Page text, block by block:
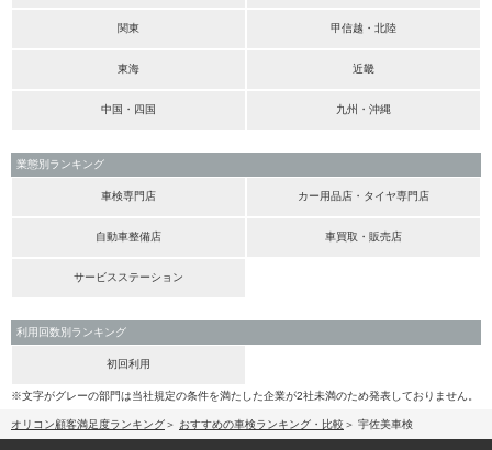
関東 甲信越・北陸
東海 近畿
中国・四国 九州・沖縄
業態別ランキング
車検専門店 カー用品店・タイヤ専門店
自動車整備店 車買取・販売店
サービスステーション
利用回数別ランキング
初回利用
※文字がグレーの部門は当社規定の条件を満たした企業が2社未満のため発表しておりません。
オリコン顧客満足度ランキング おすすめの車検ランキング・比較 宇佐美車検